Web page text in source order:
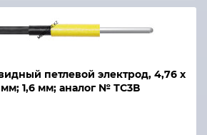
петлевой электрод, 4,76 х
1,6 мм; аналог № ТС3В